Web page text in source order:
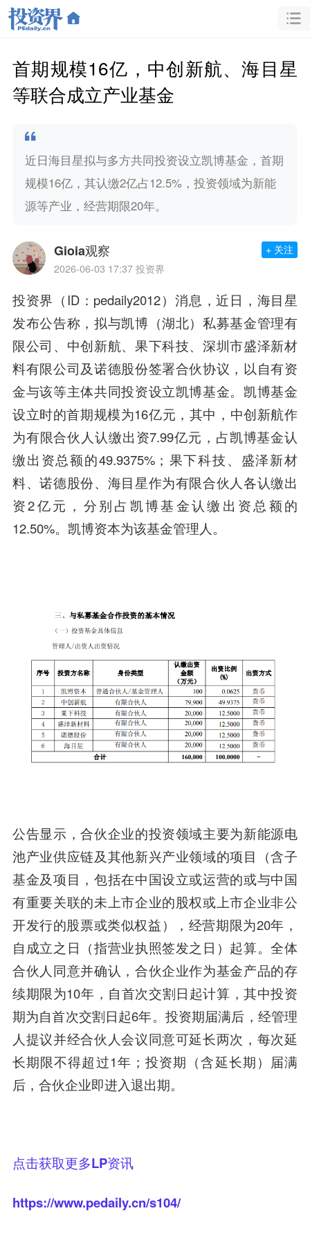
首期规模16亿，中创新航、海目星
等联合成立产业基金
近日海目星拟与多方共同投资设立凯博基金，首期
规模16亿，其认缴2亿占12.5%，投资领域为新能
源等产业，经营期限20年。
Gioia观察
2026-06-03 17:37 投资界
+ 关注
投资界（ID：pedaily2012）消息，近日，海目星
发布公告称，拟与凯博（湖北）私募基金管理有
限公司、中创新航、果下科技、深圳市盛泽新材
料有限公司及诺德股份签署合伙协议，以自有资
金与该等主体共同投资设立凯博基金。凯博基金
设立时的首期规模为16亿元，其中， 中创新航作
为有限合伙人认缴出资7.99亿元，占凯博基金认
缴出资总额的49.9375%；果下科技、盛泽新材
料、诺德股份、 海目星作为有限合伙人各认缴出
资2亿元，分别占凯博基金认缴出资总额的
12.50%。凯博资本为该基金管理人。
公告显示，合伙企业的投资领域主要为新能源电
池产业供应链及其他新兴产业领域的项目（含子
基金及项目，包括在中国设立或运营的或与中国
有重要关联的未上市企业的股权或上市企业非公
开发行的股票或类似权益），经营期限为20年，
自成立之日（指营业执照签发之日）起算。全体
合伙人同意并确认，合伙企业作为基金产品的存
续期限为10年，自首次交割日起计算，其中投资
期为自首次交割日起6年。投资期届满后，经管理
人提议并经合伙人会议同意可延长两次，每次延
长期限不得超过1年；投资期（含延长期）届满
后，合伙企业即进入退出期。
点击获取更多LP资讯
https://www.pedaily.cn/s104/